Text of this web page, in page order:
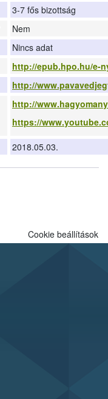
3-7 fős bizottság
Nem
Nincs adat
http://epub.hpo.hu/e-
http://
http://
https://
2018.05.03.
Cookie beállítások